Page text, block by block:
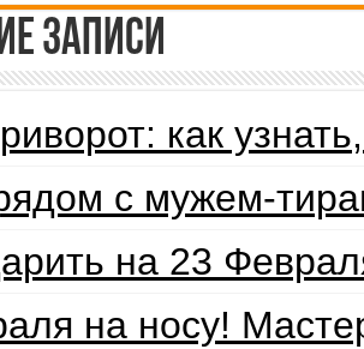
записи
как
с мужем-
на 23
на носу!